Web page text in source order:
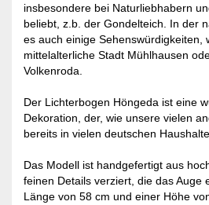
insbesondere bei Naturliebhabern
beliebt, z.b. der Gondelteich. In der
es auch einige Sehenswürdigkeiten,
mittelalterliche Stadt Mühlhausen
Volkenroda.
Der Lichterbogen Höngeda ist eine
Dekoration, der, wie unsere vielen
bereits in vielen deutschen
Das Modell ist handgefertigt aus
feinen Details verziert, die das Auge
Länge von 58 cm und einer Höhe